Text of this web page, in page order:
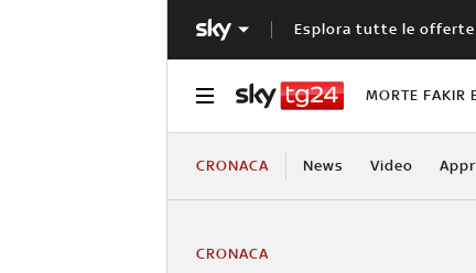
Esplora tutte le offerte
MORTE FAKIR
CRONACA News Video
CRONACA